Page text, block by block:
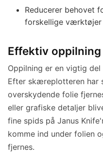
Reducerer behovet
forskellige værktøjer
Effektiv
Oppilning er en vigtig
Efter skæreplotteren har
overskydende folie
eller grafiske detaljer
fine spids på Janus
komme ind under folien
fjernes.